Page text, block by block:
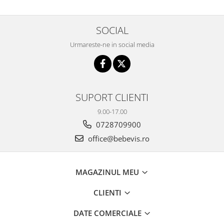
SOCIAL
Urmareste-ne in social media
SUPORT CLIENTI
9.00-17.00
0728709900
office@bebevis.ro
MAGAZINUL MEU
CLIENTI
DATE COMERCIALE